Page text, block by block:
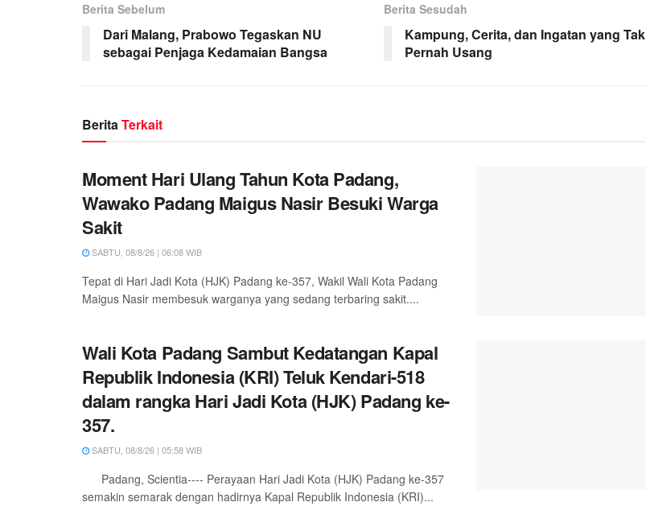
Berita Sebelum
Dari Malang, Prabowo Tegaskan NU
sebagai Penjaga Kedamaian Bangsa
Berita Sesudah
Kampung, Cerita, dan Ingatan yang Tak
Pernah Usang
BeritaTerkait
Moment Hari Ulang Tahun Kota Padang,
Wawako Padang Maigus Nasir Besuki Warga
Sakit
SABTU, 08/8/26 | 06:08 WIB
Tepat di Hari Jadi Kota (HJK) Padang ke-357, Wakil Wali Kota Padang
Maigus Nasir membesuk warganya yang sedang terbaring sakit....
Wali Kota Padang Sambut Kedatangan Kapal
Republik Indonesia (KRI) Teluk Kendari-518
dalam rangka Hari Jadi Kota (HJK) Padang ke-
357.
SABTU, 08/8/26 | 05:58 WIB
Padang, Scientia---- Perayaan Hari Jadi Kota (HJK) Padang ke-357
semakin semarak dengan hadirnya Kapal Republik Indonesia (KRI)...